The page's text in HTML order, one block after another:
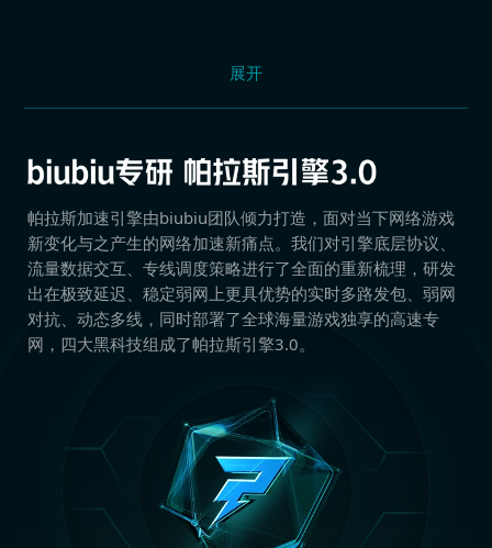
展开
帕拉斯加速引擎由biubiu团队倾力打造，面对当下网络游戏
新变化与之产生的网络加速新痛点。我们对引擎底层协议、
流量数据交互、专线调度策略进行了全面的重新梳理，研发
出在极致延迟、稳定弱网上更具优势的实时多路发包、弱网
对抗、动态多线，同时部署了全球海量游戏独享的高速专
网，四大黑科技组成了帕拉斯引擎3.0。